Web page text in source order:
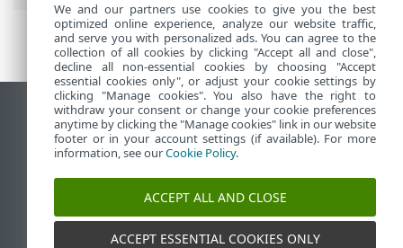
Переглянути повну версію
End of Life
База знань ESET
Форум ESET
ESET Status Portal
Регіональна підтримка
We and our partners use cookies to give you the best
optimized online experience, analyze our website traffic,
and serve you with personalized ads. You can agree to the
collection of all cookies by clicking "Accept all and close",
decline all non-essential cookies by choosing "Accept
essential cookies only", or adjust your cookie settings by
clicking "Manage cookies". You also have the right to
withdraw your consent or change your cookie preferences
anytime by clicking the "Manage cookies" link in our website
footer or in your account settings (if available). For more
information, see ourCookie Policy.
ACCEPT ALL AND CLOSE
ACCEPT ESSENTIAL COOKIES ONLY